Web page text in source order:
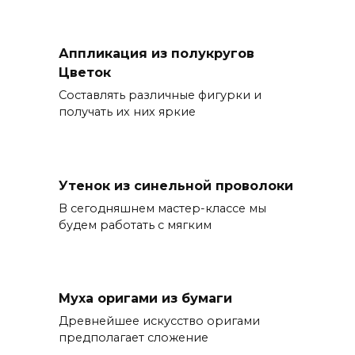
Аппликация из полукругов
Цветок
Составлять различные фигурки и
получать их них яркие
Утенок из синельной проволоки
В сегодняшнем мастер-классе мы
будем работать с мягким
Муха оригами из бумаги
Древнейшее искусство оригами
предполагает сложение